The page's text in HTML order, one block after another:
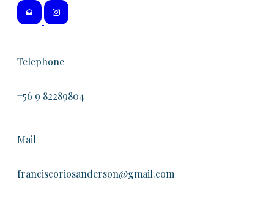
Telephone
+56 9 82289804
Mail
franciscoriosanderson@gmail.com